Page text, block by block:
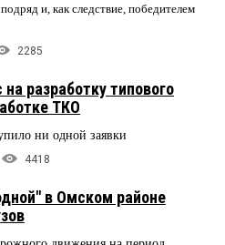
и, как следствие, победителем
2285
разработку типового
ТКО
ни одной заявки
4418
в Омском районе